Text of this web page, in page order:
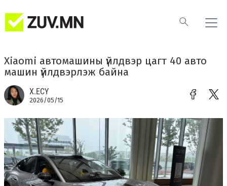
Xiaomi автомашины үйлдвэр цагт 40 авто
машин үйлдвэрлэж байна
Х.ЕСҮ
2026/05/15